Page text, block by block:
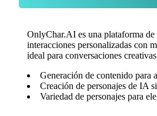
OnlyChar.AI es una plataforma
interacciones personalizadas con
ideal para conversaciones
Generación de contenido para
Creación de personajes de IA
Variedad de personajes para